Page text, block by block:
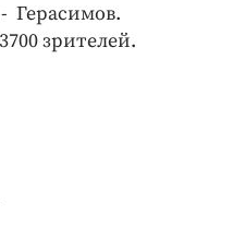
Герасимов.
зрителей.